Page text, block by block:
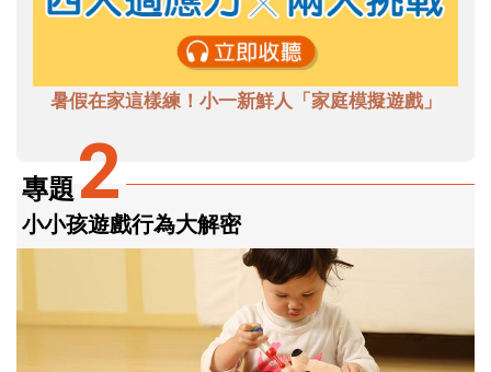
暑假在家這樣練！小一新鮮人「家庭模擬遊戲」
專題2
小小孩遊戲行為大解密